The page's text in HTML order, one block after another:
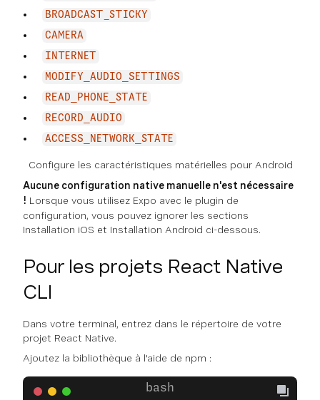
BROADCAST_STICKY
CAMERA
INTERNET
MODIFY_AUDIO_SETTINGS
READ_PHONE_STATE
RECORD_AUDIO
ACCESS_NETWORK_STATE
Configure les caractéristiques matérielles pour Android
Aucune configuration native manuelle n'est nécessaire
! Lorsque vous utilisez Expo avec le plugin de
configuration, vous pouvez ignorer les sections
Installation iOS et Installation Android ci-dessous.
Pour les projets React Native
CLI
Dans votre terminal, entrez dans le répertoire de votre
projet React Native.
Ajoutez la bibliothèque à l'aide de npm :